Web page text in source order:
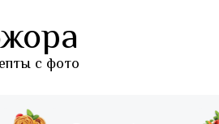
с фото